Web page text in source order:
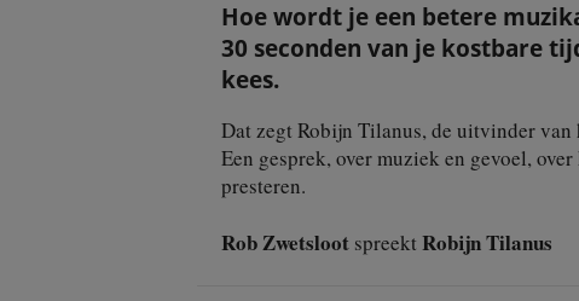
Hoe wordt je een betere
30 seconden van je kostbare
kees.
Dat zegt Robijn Tilanus, de uitvinder
Een gesprek, over muziek en gevoel,
presteren.
Rob Zwetslootspreekt Robijn Tilanus